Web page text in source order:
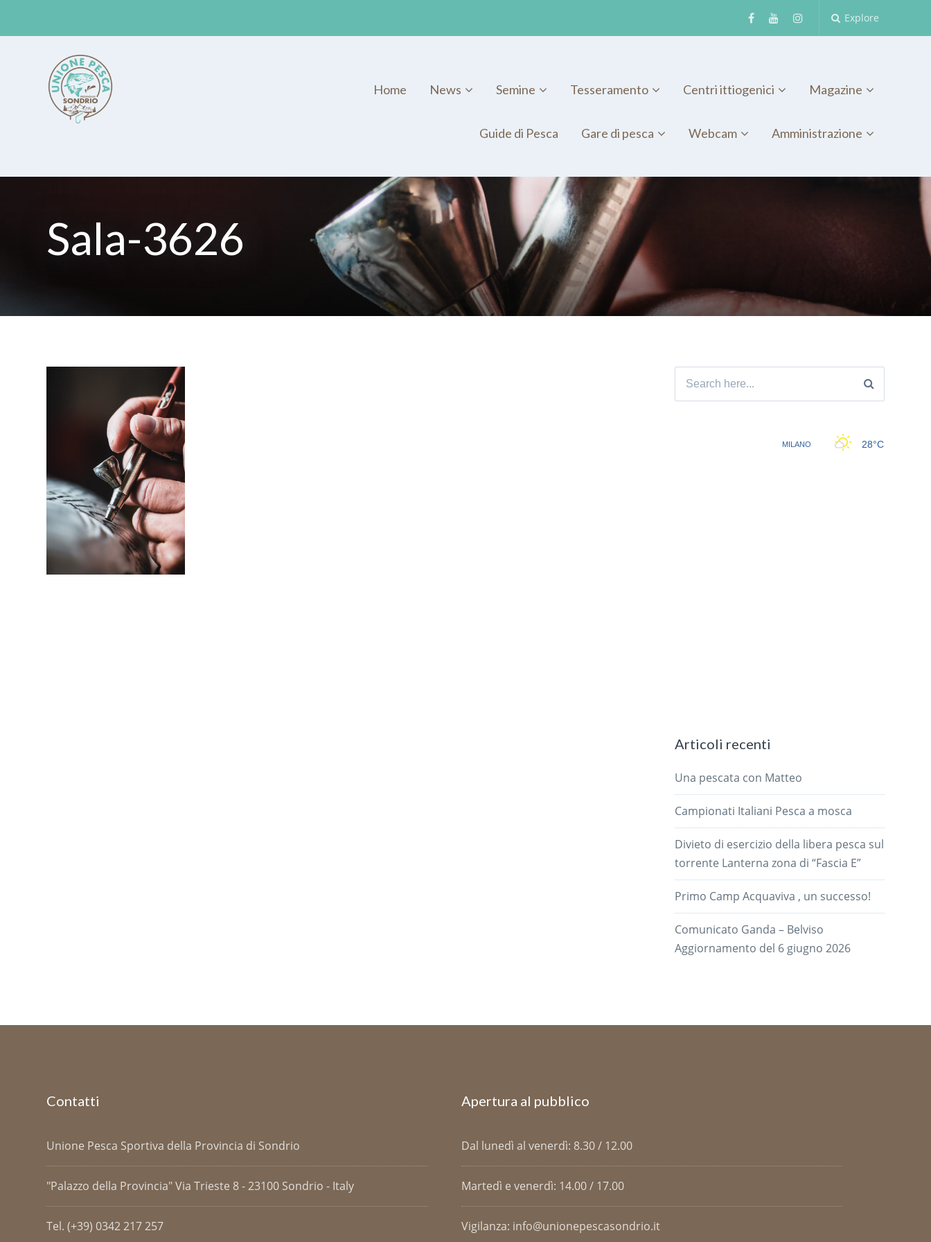
Explore
Home News Semine Tesseramento Centri ittiogenici Magazine
Guide di Pesca Gare di pesca Webcam Amministrazione
Sala-3626
Search
Articoli recenti
Una pescata con Matteo
Campionati Italiani Pesca a mosca
Divieto di esercizio della libera pesca sul
torrente Lanterna zona di “Fascia E”
Primo Camp Acquaviva , un successo!
Comunicato Ganda – Belviso
Aggiornamento del 6 giugno 2026
Contatti
Unione Pesca Sportiva della Provincia di Sondrio
"Palazzo della Provincia" Via Trieste 8 - 23100 Sondrio - Italy
Tel. (+39) 0342 217 257
Apertura al pubblico
Dal lunedì al venerdì: 8.30 / 12.00
Martedì e venerdì: 14.00 / 17.00
Vigilanza: info@unionepescasondrio.it